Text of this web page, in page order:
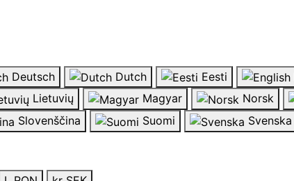
Deutsch Dutch Eesti
Lietuvių Magyar Norsk
Slovenščina Suomi Svenska